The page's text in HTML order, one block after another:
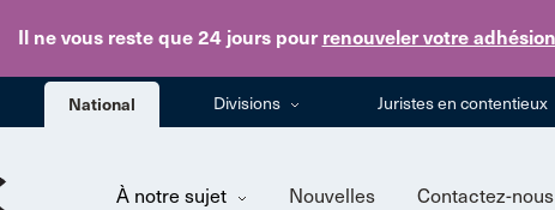
Il ne vous reste que 24 jourspour renouveler votre adhésion
National Divisions Juristes en contentieux
À notre sujet Nouvelles Contactez-nous